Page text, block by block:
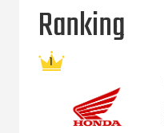
Ranking